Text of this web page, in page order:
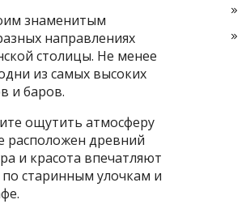
знаменитым
направлениях
столицы. Не менее
из самых высоких
и баров.
ощутить атмосферу
расположен древний
и красота впечатляют
старинным улочкам и